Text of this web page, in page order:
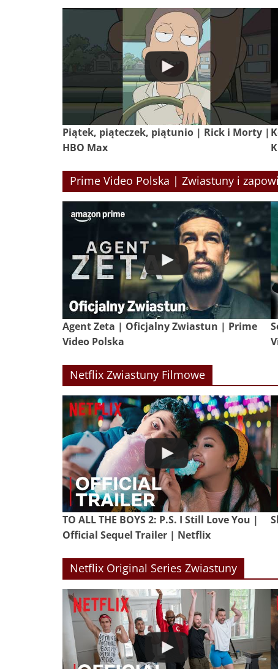
Piątek, piąteczek, piątunio | Rick i Morty |
HBO Max
Prime Video Polska | Zwiastuny i
Agent Zeta | Oficjalny Zwiastun | Prime
Video Polska
Netflix Zwiastuny Filmowe
TO ALL THE BOYS 2: P.S. I Still Love You |
Official Sequel Trailer | Netflix
Netflix Original Series Zwiastuny